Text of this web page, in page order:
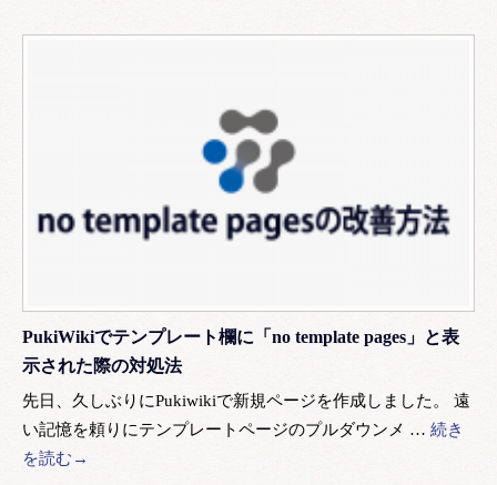
PukiWikiでテンプレート欄に「no template pages」と表
示された際の対処法
先日、久しぶりにPukiwikiで新規ページを作成しました。 遠
い記憶を頼りにテンプレートページのプルダウンメ … 続き
を読む→